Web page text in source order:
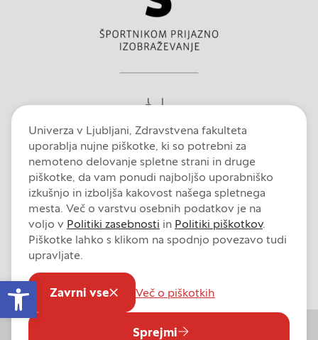
IntranetE-pošta
Nastavitve piškotkov
© 2026 Univerza v Ljubljani, Zdravstvena fakulteta. Vse pravice
Univerza v Ljubljani, Zdravstvena fakulteta
uporablja nujne piškotke, ki so potrebni za
nemoteno delovanje spletne strani in druge
piškotke, da vam ponudi najboljšo uporabniško
izkušnjo in izboljša kakovost našega spletnega
mesta. Več o varstvu osebnih podatkov je na
voljo v Politiki zasebnosti in Politiki piškotkov.
Piškotke lahko s klikom na spodnjo povezavo tudi
upravljate.
Zavrni vse Več o piškotkih
Sprejmi
Partnerska oglaševalska podjetja jih lahko
uporabljajo za izdelavo profila vaših interesov, ki ga
nato uporabijo za prikazovanje ustreznih oglasov
edinstveno prepoznavanje vašega brskalnika in
oglaševanja.
Zavrni vse
Potrdi moje izbire
DOVOLI VSE
Open toolbar